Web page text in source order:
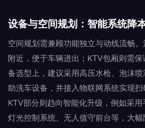
设备与空间规划：智能系统降
空间规划需兼顾功能独立与动线流畅
附近，便于车辆进出；KTV包厢则需
备选型上，建议采用高压水枪、泡沫
助洗车设备，并接入物联网系统实现扫
KTV部分则趋向智能化升级，例如采
灯光控制系统、无人值守前台等，大